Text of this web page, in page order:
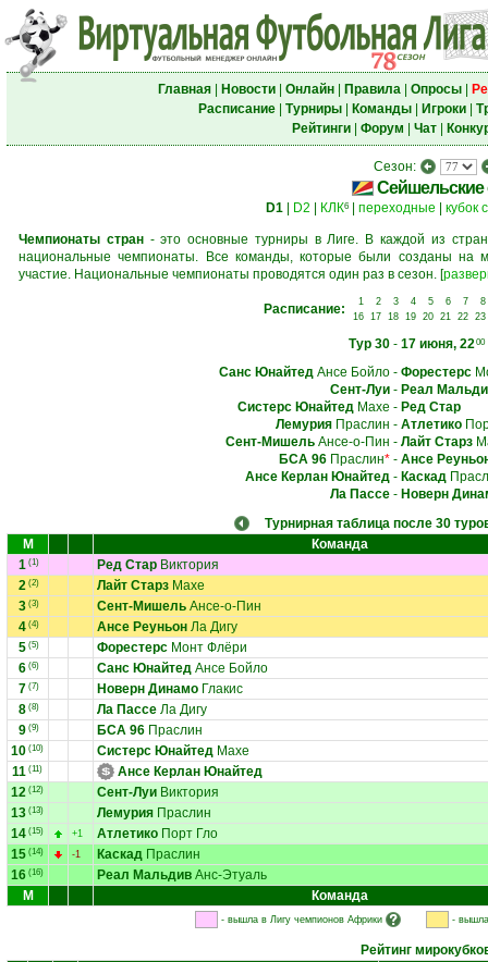
Главная| Новости| Онлайн| Правила| Опросы|
Расписание| Турниры| Команды| Игроки|
Рейтинги| Форум Чат|
Сезон:
Сейшельские
D1 D2 КЛК6 переходные кубок
Чемпионаты стран- это основные турниры в Лиге. В каждой из
национальные чемпионаты. Все команды, которые были созданы на
участие. Национальные чемпионаты проводятся один раз в сезон. [
Расписание: 1 2 3 4 5 6 7
8
16
17 18 19 20 21 22 23
Тур 30- 17 июня, 2200
Санс ЮнайтедАнсе Бойло- Форестерс
Сент-Луи- Реал
Систерс ЮнайтедМахе - Ред Стар
ЛемурияПраслин - Атлетико
Сент-МишельАнсе-о-Пин - Лайт Старз
БСА 96Праслин*- Ансе
Ансе Керлан Юнайтед- Каскад
Ла Пассе- Новерн
Турнирная таблица после 30
М
Команда
1 (1) Ред Стар Виктория
2 (2) Лайт Старз Махе
3 (3) Сент-Мишель Ансе-о-Пин
4 (4) Ансе Реуньон Ла Дигу
5 (5) Форестерс Монт Флёри
6 (6) Санс Юнайтед Ансе Бойло
7 (7) Новерн Динамо Глакис
8 (8) Ла Пассе Ла Дигу
9 (9) БСА 96 Праслин
10 (10) Систерс Юнайтед Махе
11 (11)
Ансе Керлан Юнайтед
12 (12) Сент-Луи Виктория
13 (13) Лемурия Праслин
14 (15) +1 Атлетико Порт Гло
15 (14) -1 Каскад Праслин
16 (16) Реал Мальдив Анс-Этуаль
М
Команда
- вышла в Лигу чемпионов Африки -
Рейтинг